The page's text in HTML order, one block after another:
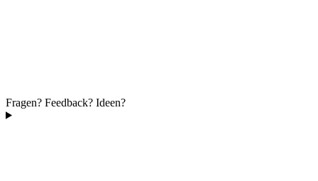
Fragen? Feedback? Ideen?